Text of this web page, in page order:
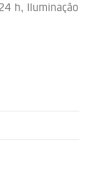
h, Iluminação